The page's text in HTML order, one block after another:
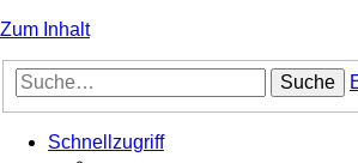
Zum Inhalt
Suche
Schnellzugriff